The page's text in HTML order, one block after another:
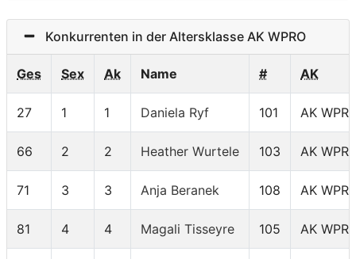
Konkurrenten in der Altersklasse AK WPRO
Ges Sex Ak Name # AK
27 1 1 Daniela Ryf 101 AK
66 2 2 Heather Wurtele 103 AK
71 3 3 Anja Beranek 108 AK
81 4 4 Magali Tisseyre 105 AK